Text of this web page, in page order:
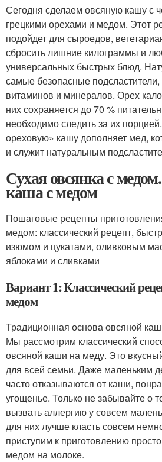
Сегодня сделаем овсяную кашу с
грецкими орехами и медом. Этот
подойдет для сыроедов,
сбросить лишние килограммы и
универсальных быстрых блюд.
самые безопасные
витаминов и минералов. Орех
них сохраняется до 70 %
необходимо следить за их
ореховую» кашу дополняет мед,
и служит натуральным
Сухая овсянка с
каша с медом
Пошаговые рецепты
медом: классический рецепт,
изюмом и цукатами, оливковым
яблоками и сливками
Вариант 1: Классический
медом
Традиционная основа овсяной
Мы рассмотрим классический
овсяной каши на меду. Это
для всей семьи. Даже маленьким
часто отказываются от каши,
угощенье. Только не забывайте о
вызвать аллергию у совсем
для них лучше класть совсем
приступим к приготовлению
медом на молоке.